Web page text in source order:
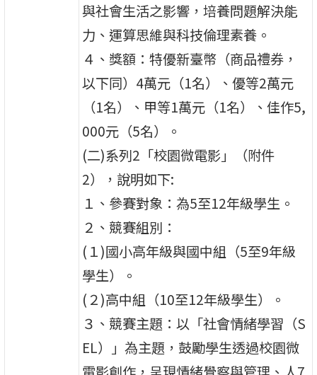
與社會生活之影響，培養問題解決能
力、運算思維與科技倫理素養。
４、獎額：特優新臺幣（商品禮券，
以下同）4萬元（1名）、優等2萬元
（1名）、甲等1萬元（1名）、佳作5,
000元（5名）。
(二)系列2「校園微電影」（附件
2），說明如下:
１、參賽對象：為5至12年級學生。
２、競賽組別：
(１)國小高年級與國中組（5至9年級
學生）。
(２)高中組（10至12年級學生）。
３、競賽主題：以「社會情緒學習（S
EL）」為主題，鼓勵學生透過校園微